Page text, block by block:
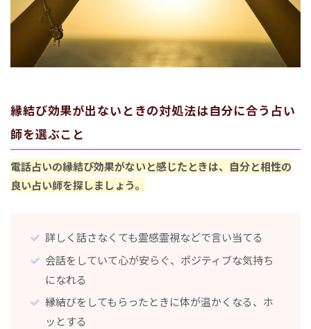
縁結び効果が出ないときの対処法は自分に合う占い
師を選ぶこと
電話占いの縁結び効果がないと感じたときは、自分と相性の
良い占い師を探しましょう。
詳しく話さなくても霊感霊視などで言い当てる
会話をしていて心が安らぐ、ポジティブな気持ち
になれる
縁結びをしてもらったときに体が温かくなる、ホ
ッとする